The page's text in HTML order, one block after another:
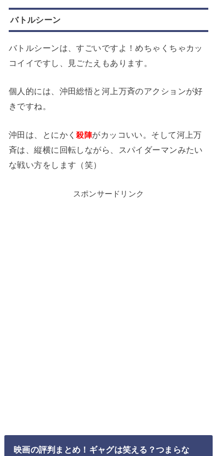
バトルシーン
バトルシーンは、すごいですよ！めちゃくちゃカッ
コイイですし、見ごたえもあります。
個人的には、沖田総悟と河上万斉のアクションが好
きですね。
沖田は、とにかく殺陣がカッコいい。そして河上万
斉は、縦横に回転しながら、スパイダーマンみたい
な戦い方をします（笑）
スポンサードリンク
映画の評判まとめ！ギャグは笑える？つまらな